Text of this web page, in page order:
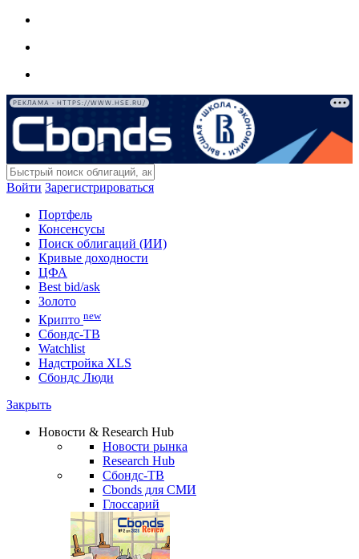
РЕКЛАМА • HTTPS://WWW.HSE.RU/
Войти Зарегистрироваться
Портфель
Консенсусы
Поиск облигаций (ИИ)
Кривые доходности
ЦФА
Best bid/ask
Золото
Крипто new
Сбондс-ТВ
Watchlist
Надстройка XLS
Сбондс Люди
Закрыть
Новости & Research Hub
Новости рынка
Research Hub
Сбондс-ТВ
Cbonds для СМИ
Глоссарий